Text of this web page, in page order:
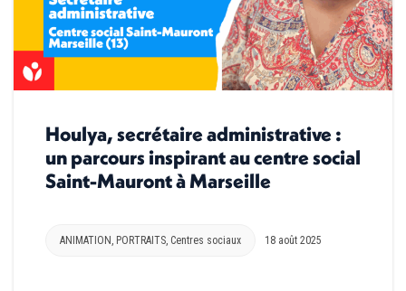
Houlya, secrétaire administrative :
un parcours inspirant au centre social
Saint-Mauront à Marseille
ANIMATION , PORTRAITS, Centres sociaux 18 août 2025